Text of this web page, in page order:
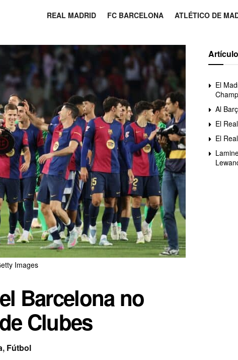
REAL MADRID FC BARCELONA ATLÉTICO DE
Images
Barcelona no
Clubes
, Fútbol
El
Al
El
El